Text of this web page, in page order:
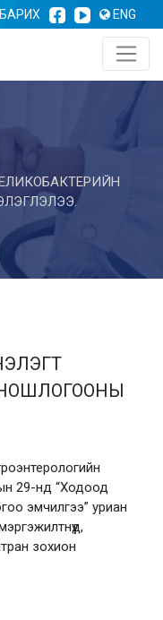
ENG
29-нд “Ходоод
эмчилгээ” уриан
зохион